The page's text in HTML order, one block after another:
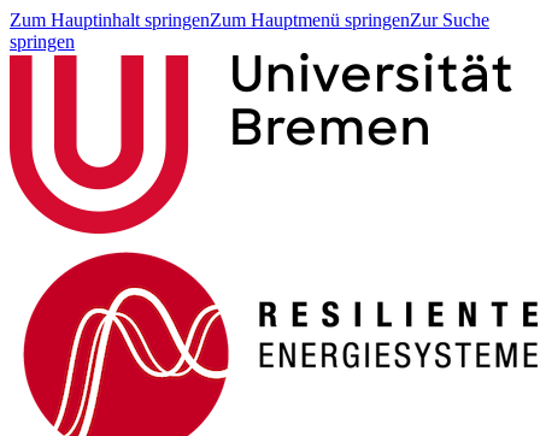
Zum Hauptinhalt springenZum Hauptmenü springenZur Suche
springen